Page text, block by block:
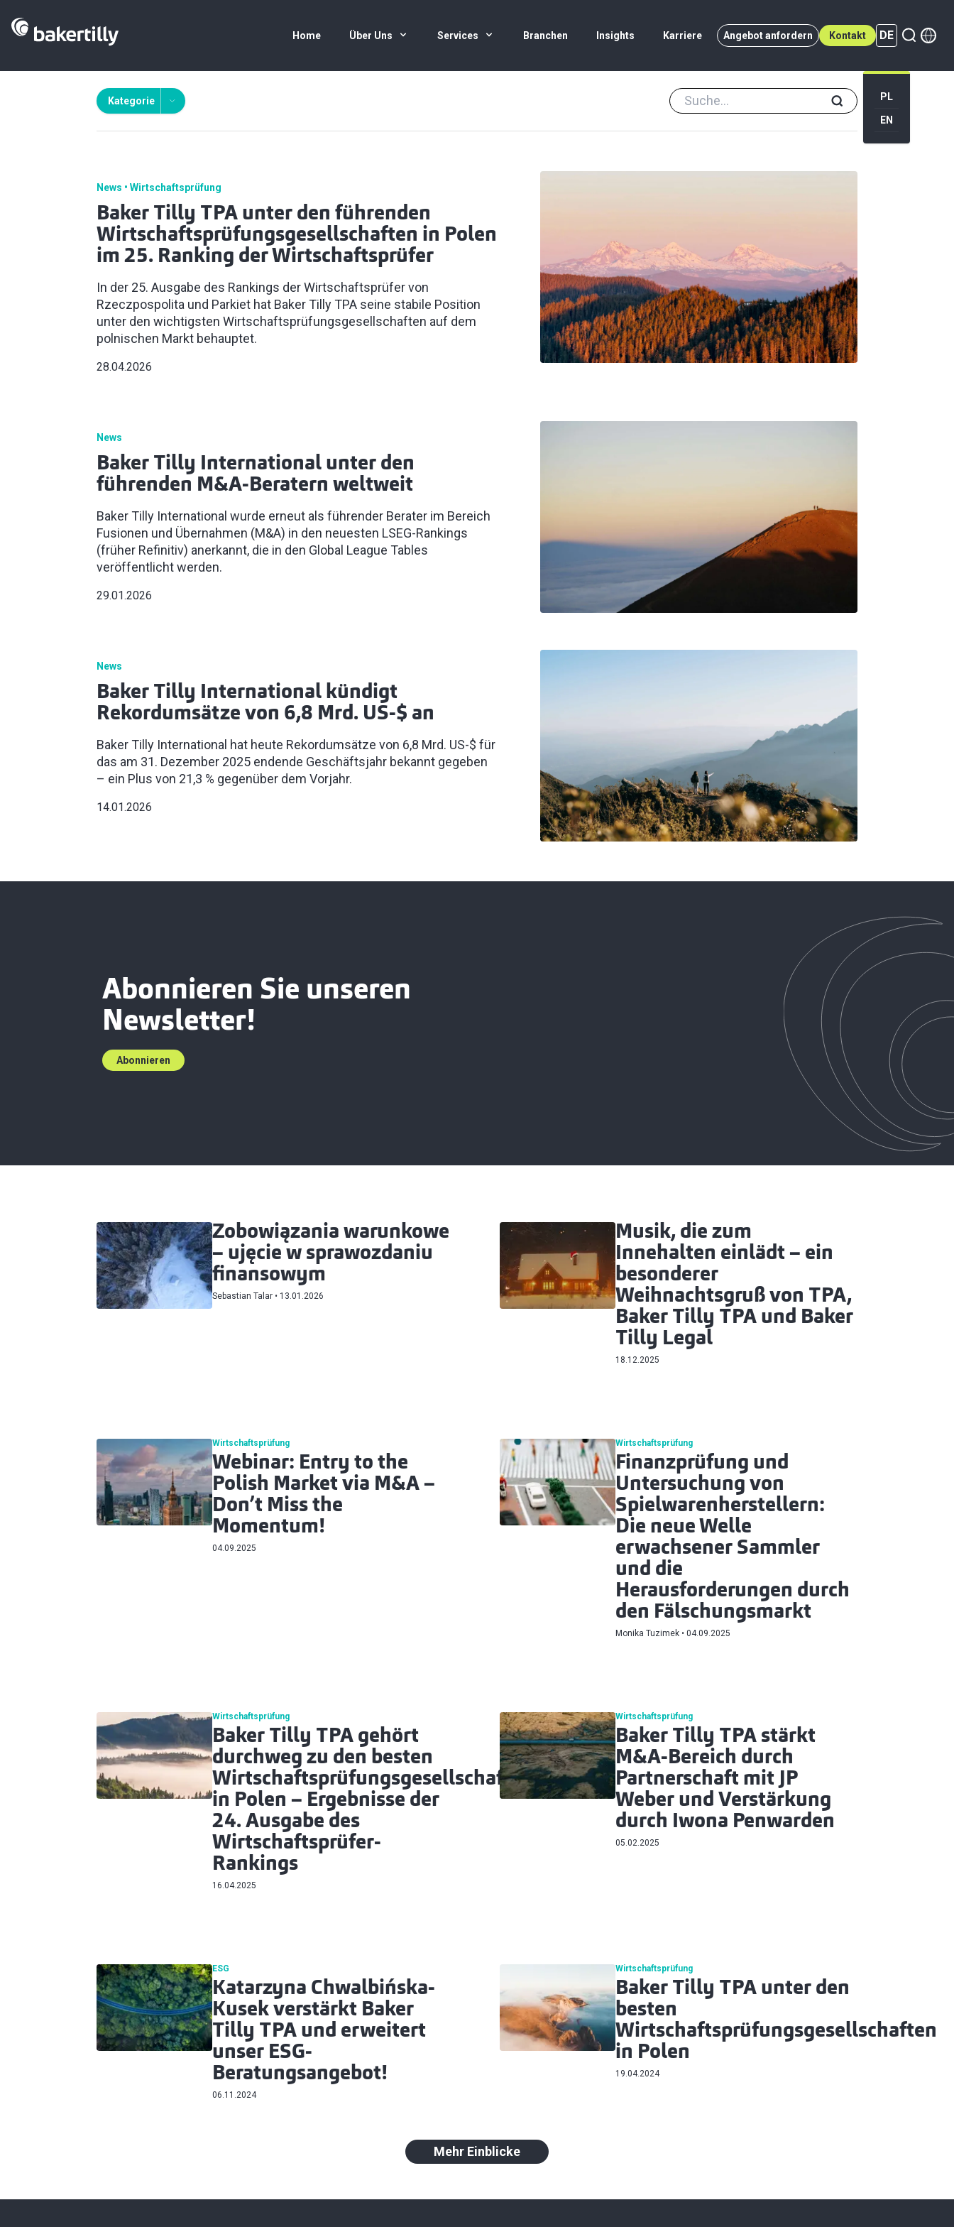
Home Über Uns Services Branchen Insights Karriere Angebot anfordern Kontakt DE
PL
EN
DE (active)
Kategorie
News Wirtschaftsprüfung
Baker Tilly TPA unter den führenden
Wirtschaftsprüfungsgesellschaften in Polen
im 25. Ranking der Wirtschaftsprüfer
In der 25. Ausgabe des Rankings der Wirtschaftsprüfer von
Rzeczpospolita und Parkiet hat Baker Tilly TPA seine stabile Position
unter den wichtigsten Wirtschaftsprüfungsgesellschaften auf dem
polnischen Markt behauptet.
28.04.2026
News
Baker Tilly International unter den
führenden M&A-Beratern weltweit
Baker Tilly International wurde erneut als führender Berater im Bereich
Fusionen und Übernahmen (M&A) in den neuesten LSEG-Rankings
(früher Refinitiv) anerkannt, die in den Global League Tables
veröffentlicht werden.
29.01.2026
News
Baker Tilly International kündigt
Rekordumsätze von 6,8 Mrd. US-$ an
Baker Tilly International hat heute Rekordumsätze von 6,8 Mrd. US-$ für
das am 31. Dezember 2025 endende Geschäftsjahr bekannt gegeben
– ein Plus von 21,3 % gegenüber dem Vorjahr.
14.01.2026
Abonnieren Sie unseren
Newsletter!
Abonnieren
Zobowiązania warunkowe
– ujęcie w sprawozdaniu
finansowym
Sebastian Talar 13.01.2026
Musik, die zum
Innehalten einlädt – ein
besonderer
Weihnachtsgruß von TPA,
Baker Tilly TPA und Baker
Tilly Legal
18.12.2025
Wirtschaftsprüfung
Webinar: Entry to the
Polish Market via M&A –
Don’t Miss the
Momentum!
04.09.2025
Wirtschaftsprüfung
Finanzprüfung und
Untersuchung von
Spielwarenherstellern:
Die neue Welle
erwachsener Sammler
und die
Herausforderungen durch
den Fälschungsmarkt
Monika Tuzimek 04.09.2025
Wirtschaftsprüfung
Baker Tilly TPA gehört
durchweg zu den besten
Wirtschaftsprüfungsgesellschaften
in Polen – Ergebnisse der
24. Ausgabe des
Wirtschaftsprüfer-
Rankings
16.04.2025
Wirtschaftsprüfung
Baker Tilly TPA stärkt
M&A-Bereich durch
Partnerschaft mit JP
Weber und Verstärkung
durch Iwona Penwarden
05.02.2025
ESG
Katarzyna Chwalbińska-
Kusek verstärkt Baker
Tilly TPA und erweitert
unser ESG-
Beratungsangebot!
06.11.2024
Wirtschaftsprüfung
Baker Tilly TPA unter den
besten
Wirtschaftsprüfungsgesellschaften
in Polen
19.04.2024
Mehr Einblicke